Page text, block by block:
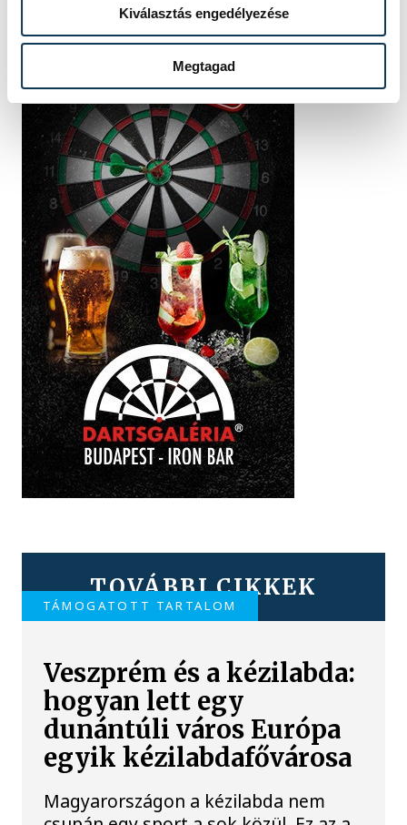
Kiválasztás engedélyezése
Megtagad
TOVÁBBI CIKKEK
TÁMOGATOTT TARTALOM
Veszprém és a kézilabda:
hogyan lett egy
dunántúli város Európa
egyik kézilabdafővárosa
Magyarországon a kézilabda nem